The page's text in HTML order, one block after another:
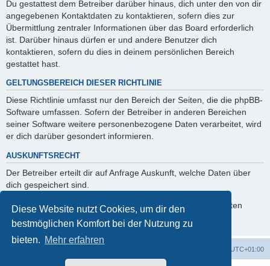
Diese Website nutzt Cookies, um dir den
bestmöglichen Komfort bei der Nutzung zu
bieten. Mehr erfahren
Du gestattest dem Betreiber darüber hinaus, dich unter den von dir
angegebenen Kontaktdaten zu kontaktieren, sofern dies zur
Übermittlung zentraler Informationen über das Board erforderlich
ist. Darüber hinaus dürfen er und andere Benutzer dich
kontaktieren, sofern du dies in deinem persönlichen Bereich
gestattet hast.
GELTUNGSBEREICH DIESER RICHTLINIE
Diese Richtlinie umfasst nur den Bereich der Seiten, die die phpBB-
Software umfassen. Sofern der Betreiber in anderen Bereichen
seiner Software weitere personenbezogene Daten verarbeitet, wird
er dich darüber gesondert informieren.
AUSKUNFTSRECHT
Der Betreiber erteilt dir auf Anfrage Auskunft, welche Daten über
dich gespeichert sind.
Du kannst jederzeit die Löschung bzw. Sperrung deiner Daten
verlangen. Kontaktiere hierzu bitte den Betreiber.
UTC+01:00